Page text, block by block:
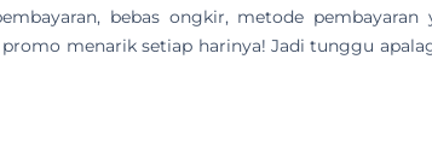
bebas ongkir, metode
menarik setiap harinya! Jadi tunggu